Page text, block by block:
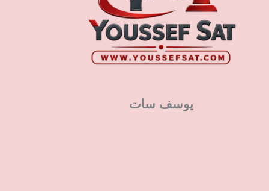
يوسف سات